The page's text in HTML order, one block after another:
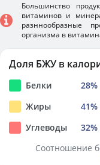
Большинство
витаминов и
разннообразные
организма в
Доля БЖУ в
Белки 28%
Жиры
41%
Углеводы
32%
Соотношение